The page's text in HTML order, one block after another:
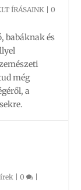
ÍRÁSAINK |0
babáknak és
még
a
|0